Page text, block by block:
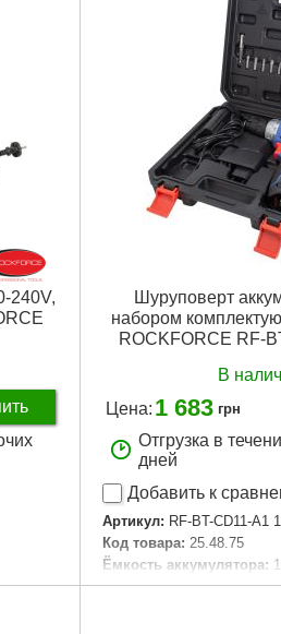
240V,
Шуруповерт
набором
ROCKFORCE RF-
В
Цена: 1 683 грн
Отгрузка в
дней
Добавить к
Артикул: RF-BT-CD11-A1
Код товара: 25.48.75
Ёмкость аккумулятора:
Количество АКБ в